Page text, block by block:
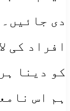
دی
افراد کی
کو دینا
ہم اس